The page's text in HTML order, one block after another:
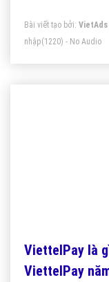
Bài viết tạo bởi: VietAds
nhập(1220) - No Audio
ViettelPay là
ViettelPay